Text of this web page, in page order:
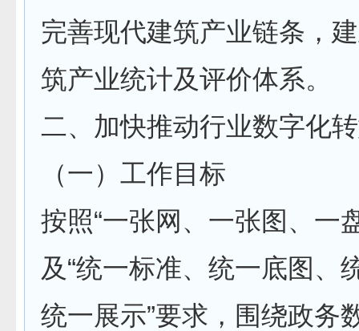
完善现代建筑产业链条，
筑产业统计及评价体系。
二、加快推动行业数字化
（一）工作目标
按照“一张网、一张图、一
及“统一标准、统一底图、
统一展示”要求，围绕政务